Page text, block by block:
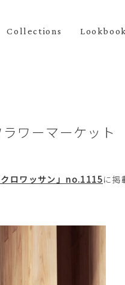
Collections
ワーマーケット
クロワッサン」no.1115に掲